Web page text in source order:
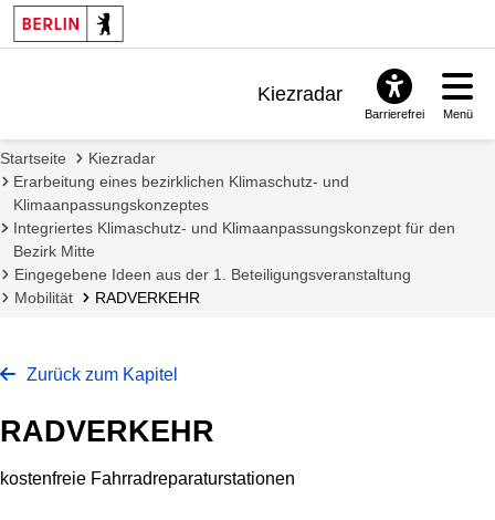
Kiezradar
Barrierefrei Menü
Startseite
Kiezradar
Erarbeitung eines bezirklichen Klimaschutz- und
Klimaanpassungskonzeptes
Integriertes Klimaschutz- und Klimaanpassungskonzept für den
Bezirk Mitte
Eingegebene Ideen aus der 1. Beteiligungsveranstaltung
Mobilität
RADVERKEHR
Zurück zum Kapitel
RADVERKEHR
kostenfreie Fahrradreparaturstationen